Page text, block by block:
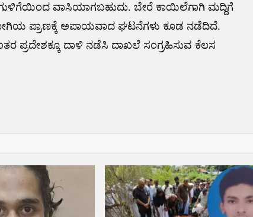
ಗುಳಿಗೆಯಿಂದ ವಾಸಿಯಾಗಬಹುದು. ಬೇರೆ ಕಾಯಿಲೆಗಾಗಿ ಮದ್ದಿಗೆ
ಪ್ರಾಣಕ್ಕೆ ಅಪಾಯವಾದ ಘಟನೆಗಳು ಕೂಡ ನಡೆದಿದೆ.
ಪ್ರದೇಶಕ್ಕೂ ದಾಳಿ ನಡೆಸಿ ದಾಖಲೆ ಸಂಗ್ರಹಿಸುವ ಕೆಲಸ